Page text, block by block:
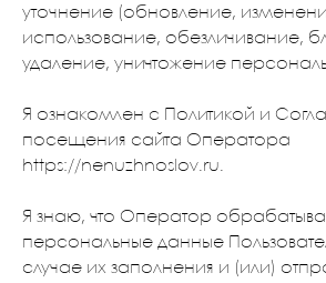
уточнение (обновление,
использование, обезличивание,
удаление, уничтожение
Я ознакомлен с Политикой и
посещения сайта Оператора
https://nenuzhnoslov.ru.
Я знаю, что Оператор
персональные данные
случае их заполнения и (или)